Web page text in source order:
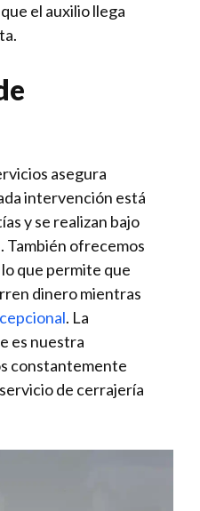
el auxilio llega
asegura
intervención está
y se realizan bajo
También ofrecemos
que permite que
dinero mientras
. La
es nuestra
constantemente
de cerrajería